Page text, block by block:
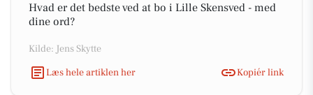
Hvad er det bedste ved at bo i Lille Skensved - med
dine ord?
Kilde: Jens Skytte
Læs hele artiklen her
Kopiér link